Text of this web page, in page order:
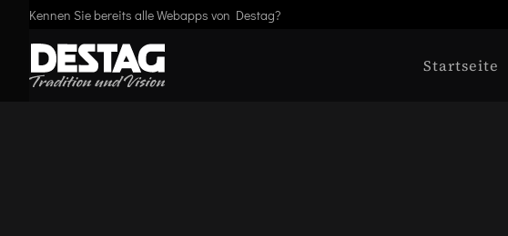
Kennen Sie bereits alle Webapps von Destag?
Startseite